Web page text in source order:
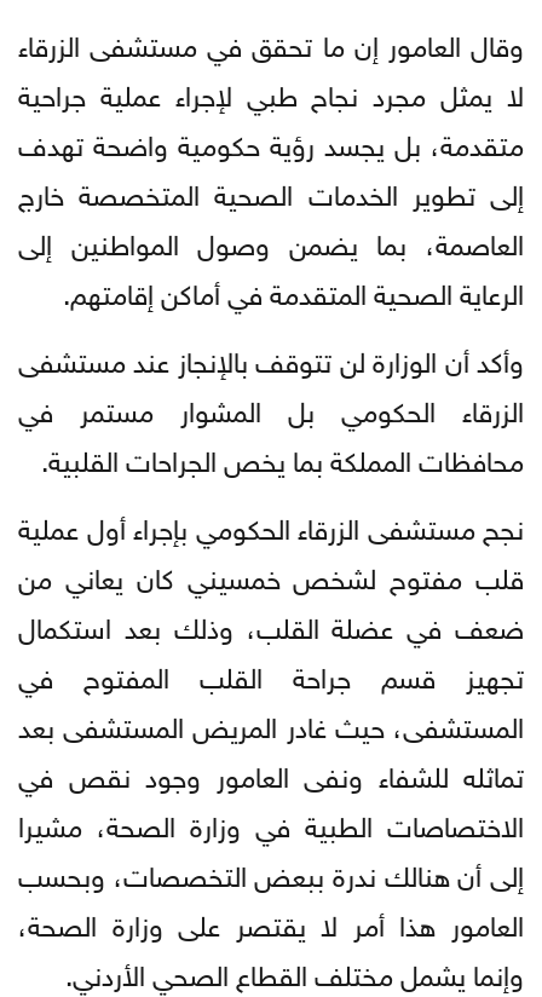
وقال العامور إن ما تحقق في مستشفى الزرقاء
لا يمثل مجرد نجاح طبي لإجراء عملية جراحية
متقدمة، بل يجسد رؤية حكومية واضحة تهدف
إلى تطوير الخدمات الصحية المتخصصة خارج
العاصمة، بما يضمن وصول المواطنين إلى
الرعاية الصحية المتقدمة في أماكن إقامتهم.
وأكد أن الوزارة لن تتوقف بالإنجاز عند مستشفى
الزرقاء الحكومي بل المشوار مستمر في
محافظات المملكة بما يخص الجراحات القلبية.
نجح مستشفى الزرقاء الحكومي بإجراء أول عملية
قلب مفتوح لشخص خمسيني كان يعاني من
ضعف في عضلة القلب، وذلك بعد استكمال
تجهيز قسم جراحة القلب المفتوح في
المستشفى، حيث غادر المريض المستشفى بعد
تماثله للشفاء ونفى العامور وجود نقص في
الاختصاصات الطبية في وزارة الصحة، مشيرا
إلى أن هنالك ندرة ببعض التخصصات، وبحسب
العامور هذا أمر لا يقتصر على وزارة الصحة،
وإنما يشمل مختلف القطاع الصحي الأردني.